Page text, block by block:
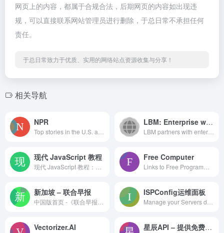
网页上的内容，都属于合规合法，后期网页的内容如出现违
规，可以直接联系网站管理员进行删除，于总日常不承担任何
责任。
于总日常致力于优质、实用的网络站点资源收集与分享！
相关导航
NPR LBM: Enterprise web development for applications and marketing
现代 JavaScript 教程 Free Computer
新加坡 – 联合早报 ISPConfig运维面板
Vectorizer.AI 星辰API – 提供免费接口调用平台